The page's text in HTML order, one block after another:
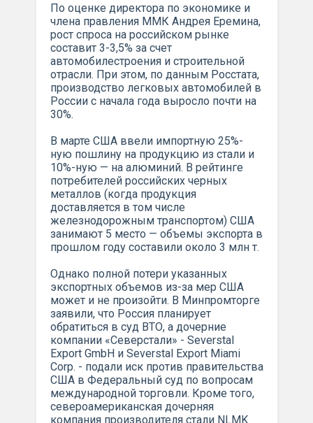
По оценке директора по экономике и
члена правления ММК Андрея Еремина,
рост спроса на российском рынке
составит 3-3,5% за счет
автомобилестроения и строительной
отрасли. При этом, по данным Росстата,
производство легковых автомобилей в
России с начала года выросло почти на
30%.
В марте США ввели импортную 25%-
ную пошлину на продукцию из стали и
10%-ную — на алюминий. В рейтинге
потребителей российских черных
металлов (когда продукция
доставляется в том числе
железнодорожным транспортом) США
занимают 5 место — объемы экспорта в
прошлом году составили около 3 млн т.
Однако полной потери указанных
экспортных объемов из-за мер США
может и не произойти. В Минпромторге
заявили, что Россия планирует
обратиться в суд ВТО, а дочерние
компании «Северстали» - Severstal
Export GmbH и Severstal Export Miami
Corp. - подали иск против правительства
США в Федеральный суд по вопросам
международной торговли. Кроме того,
североамериканская дочерняя
компания производителя стали NLMK